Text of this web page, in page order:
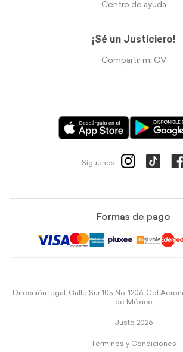
Centro de ayuda
¡Sé un Justiciero!
Compartir mi CV
Síguenos:
Formas de pago
Dirección legal: Calle Sur 105 No. 1206, Col
de México
Justo 2026
Términos y Condiciones